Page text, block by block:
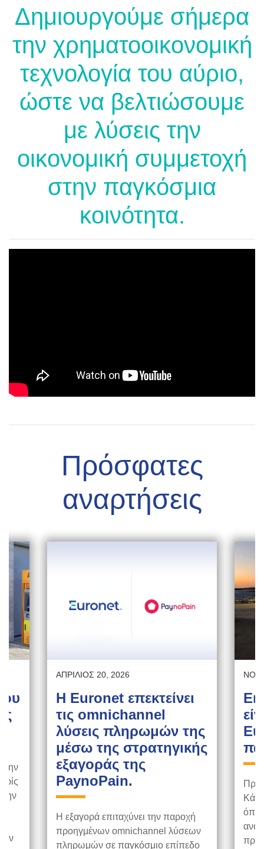
Δημιουργούμε σήμερα
την χρηματοοικονομική
τεχνολογία του αύριο,
ώστε να βελτιώσουμε
με λύσεις την
οικονομική συμμετοχή
στην παγκόσμια
κοινότητα.
Πρόσφατες
αναρτήσεις
την
ΑΠΡΊΛΙΟΣ 20, 2026
Η Euronet επεκτείνει
τις omnichannel
λύσεις πληρωμών της
μέσω της στρατηγικής
εξαγοράς της
PaynoPain.
Η εξαγορά επιταχύνει την παροχή
προηγμένων omnichannel λύσεων
πληρωμών σε παγκόσμιο επίπεδο